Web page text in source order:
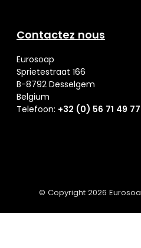
Contactez nous
Eurosoap
Sprietestraat 166
B-8792 Desselgem
Belgium
Telefoon: +32 (0) 56 71 49 77
© Copyright 2026